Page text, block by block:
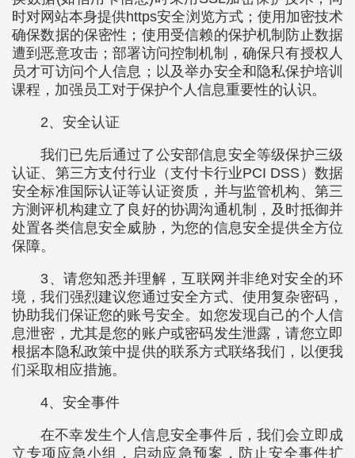
时对网站本身提供https安全浏览方式；使用加密技术
确保数据的保密性；使用受信赖的保护机制防止数据
遭到恶意攻击；部署访问控制机制，确保只有授权人
员才可访问个人信息；以及举办安全和隐私保护培训
课程，加强员工对于保护个人信息重要性的认识。
2、安全认证
我们已先后通过了公安部信息安全等级保护三级
认证、第三方支付行业（支付卡行业PCI DSS）数据
安全标准国际认证等认证资质，并与监管机构、第三
方测评机构建立了良好的协调沟通机制，及时抵御并
处置各类信息安全威胁，为您的信息安全提供全方位
保障。
3、请您知悉并理解，互联网并非绝对安全的环
境，我们强烈建议您通过安全方式、使用复杂密码，
协助我们保证您的账号安全。如您发现自己的个人信
息泄密，尤其是您的账户或密码发生泄露，请您立即
根据本隐私政策中提供的联系方式联络我们，以便我
们采取相应措施。
4、安全事件
在不幸发生个人信息安全事件后，我们会立即成
立专项应急小组，启动应急预案，防止安全事件扩